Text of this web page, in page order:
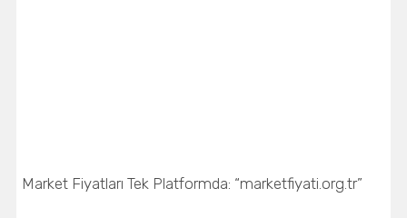
Market Fiyatları Tek Platformda: “marketfiyati.org.tr”